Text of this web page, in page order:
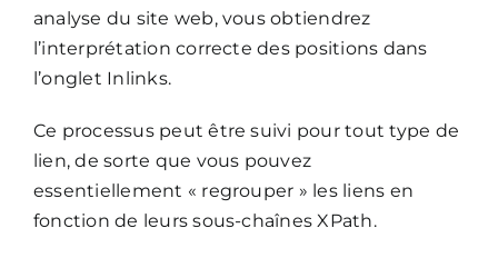
analyse du site web, vous obtiendrez
l’interprétation correcte des positions dans
l’onglet Inlinks.
Ce processus peut être suivi pour tout type de
lien, de sorte que vous pouvez
essentiellement « regrouper » les liens en
fonction de leurs sous-chaînes XPath.